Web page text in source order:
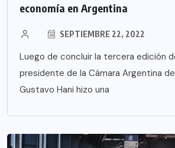
economía en Argentina
SEPTIEMBRE 22, 2022
Luego de concluir la tercera edición
presidente de la Cámara Argentina
Gustavo Hani hizo una